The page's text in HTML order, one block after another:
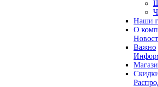
Наши
О
Важно